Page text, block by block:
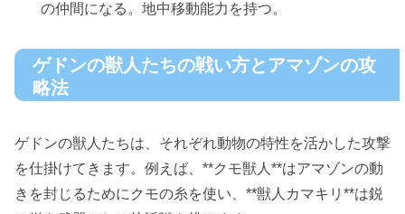
の仲間になる。地中移動能力を持つ。
ゲドンの獣人たちの戦い方とアマゾンの攻
略法
ゲドンの獣人たちは、それぞれ動物の特性を活かした攻撃
を仕掛けてきます。例えば、**クモ獣人**はアマゾンの動
きを封じるためにクモの糸を使い、**獣人カマキリ**は鋭